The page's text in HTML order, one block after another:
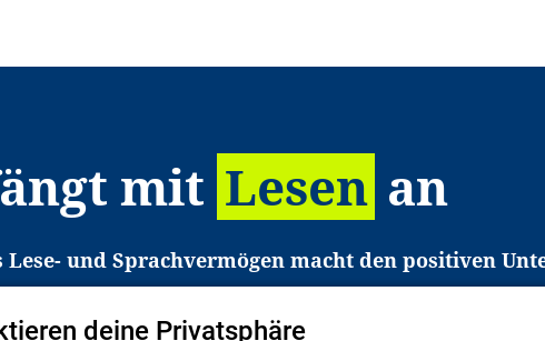
mit Lesen an
Lese- und Sprachvermögen macht den positiven
den Zugang zu Bildung und einem erfolgreichen
in Deutschland haben aber große Schwierigkeiten
deine Privatsphäre